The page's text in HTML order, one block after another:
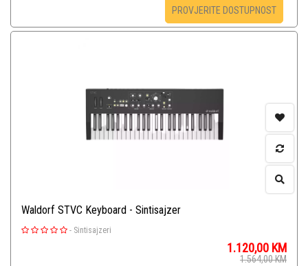
PROVJERITE DOSTUPNOST
Waldorf STVC Keyboard - Sintisajzer
- Sintisajzeri
1.120,00 KM
1.564,00KM